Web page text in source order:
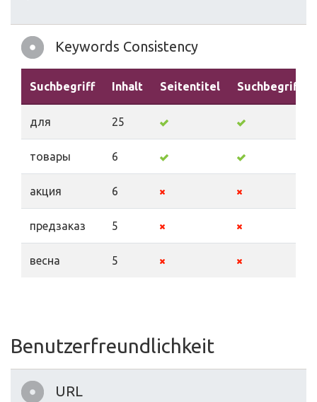
Keywords Consistency
Suchbegriff Inhalt Seitentitel Suchbegriffe
для 25
товары 6
акция 6
предзаказ 5
весна 5
Benutzerfreundlichkeit
URL